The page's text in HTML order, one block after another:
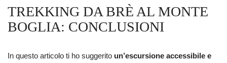
TREKKING DA BRÈ AL MONTE
BOGLIA: CONCLUSIONI
In questo articolo ti ho suggerito un’escursione accessibile e